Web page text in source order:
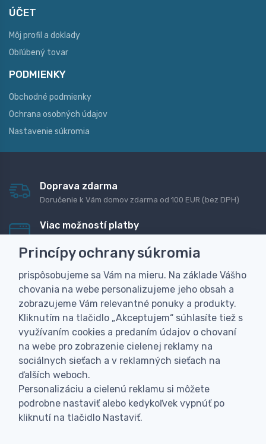
ÚČET
Môj profil a doklady
Obľúbený tovar
PODMIENKY
Obchodné podmienky
Ochrana osobných údajov
Nastavenie súkromia
Doprava zdarma
Doručenie k Vám domov zdarma od 100 EUR (bez DPH)
Viac možností platby
dobierku
Personalizácia
Vyrobíme Vám vlastný originálny darček
Skúsenosť
Široký sortiment, z ktorého Vám pomôžeme vybrať
Princípy ochrany súkromia
prispôsobujeme sa Vám na mieru. Na základe Vášho
chovania na webe personalizujeme jeho obsah a
zobrazujeme Vám relevantné ponuky a produkty.
Kliknutím na tlačidlo „Akceptujem“ súhlasíte tiež s
využívaním cookies a predaním údajov o chovaní
na webe pro zobrazenie cielenej reklamy na
sociálnych sieťach a v reklamných sieťach na
ďalších weboch.
Personalizáciu a cielenú reklamu si môžete
podrobne nastaviť alebo kedykoľvek vypnúť po
kliknutí na tlačidlo Nastaviť.